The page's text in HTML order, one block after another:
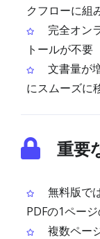
クフローに組
完全オン
トールが不要
文書量が
にスムーズに
重要
無料版で
PDFの1ペー
複数ペー